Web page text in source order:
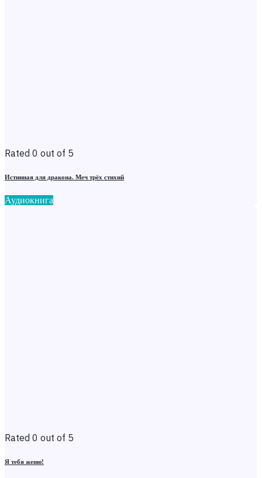
Rated 0 out of 5
Истинная для дракона. Меч трёх стихий
Аудиокнига
Rated 0 out of 5
Я тебя женю!